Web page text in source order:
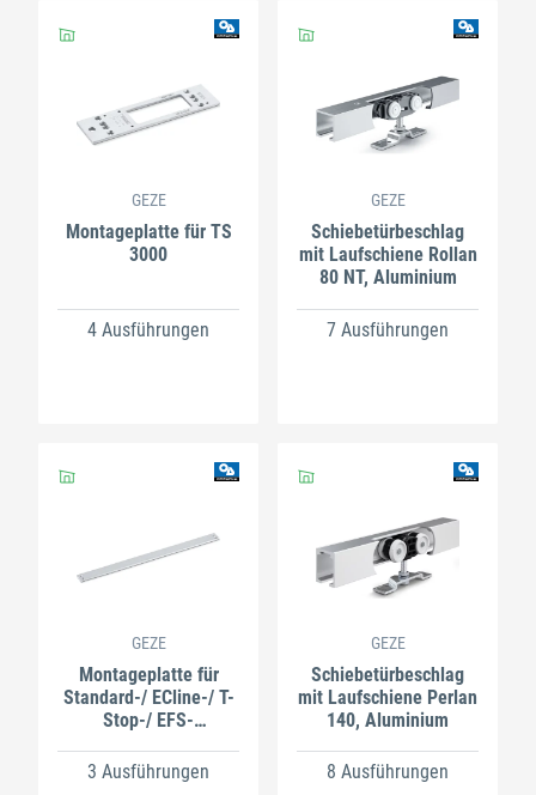
GEZE
Montageplatte für TS
3000
4 Ausführungen
GEZE
Schiebetürbeschlag
mit Laufschiene Rollan
80 NT, Aluminium
7 Ausführungen
GEZE
Montageplatte für
Standard-/ ECline-/ T-
Stop-/ EFS-
3 Ausführungen
GEZE
Schiebetürbeschlag
mit Laufschiene Perlan
140, Aluminium
8 Ausführungen